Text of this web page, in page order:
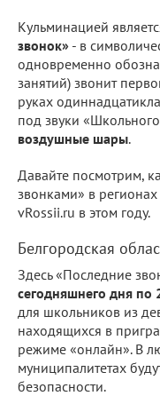
Кульминацией
звонок» - в
одновременно
занятий) звонит
руках
под звуки
воздушные шары.
Давайте посмотрим,
звонками» в регионах
vRossii.ru в этом году.
Белгородская
Здесь «Последние
сегодняшнего дня по
для школьников из
находящихся в
режиме «онлайн». В
муниципалитетах
безопасности.